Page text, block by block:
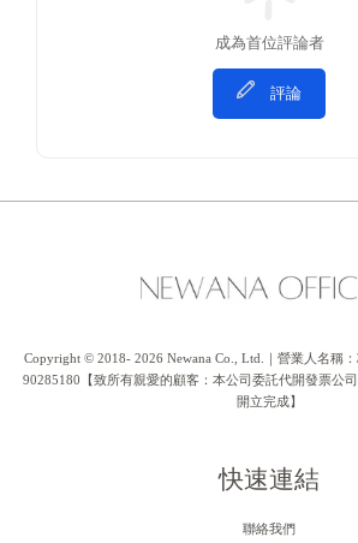
成為首位評論者
評論
Copyright © 2018- 2026 Newana Co., Ltd.｜營業人名稱
90285180【致所有親愛的顧客：本公司委託代開發票公
開立完成】
快速連結
聯絡我們